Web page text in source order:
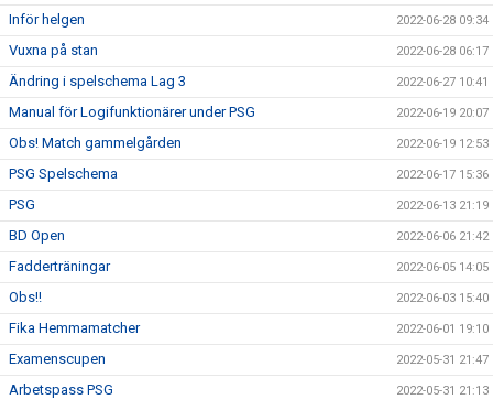
Inför helgen 2022-06-28 09:34
Vuxna på stan 2022-06-28 06:17
Ändring i spelschema Lag 3 2022-06-27 10:41
Manual för Logifunktionärer under PSG 2022-06-19 20:07
Obs! Match gammelgården 2022-06-19 12:53
PSG Spelschema 2022-06-17 15:36
PSG 2022-06-13 21:19
BD Open 2022-06-06 21:42
Fadderträningar 2022-06-05 14:05
Obs!! 2022-06-03 15:40
Fika Hemmamatcher 2022-06-01 19:10
Examenscupen 2022-05-31 21:47
Arbetspass PSG 2022-05-31 21:13